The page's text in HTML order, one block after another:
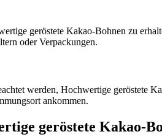
geröstete Kakao-Bohnen zu
oder Verpackungen.
werden, Hochwertige geröstete
ankommen.
geröstete Kakao-